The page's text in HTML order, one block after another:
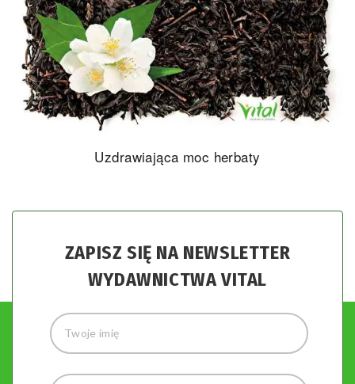
Uzdrawiająca moc herbaty
ZAPISZ SIĘ NA NEWSLETTER
WYDAWNICTWA VITAL